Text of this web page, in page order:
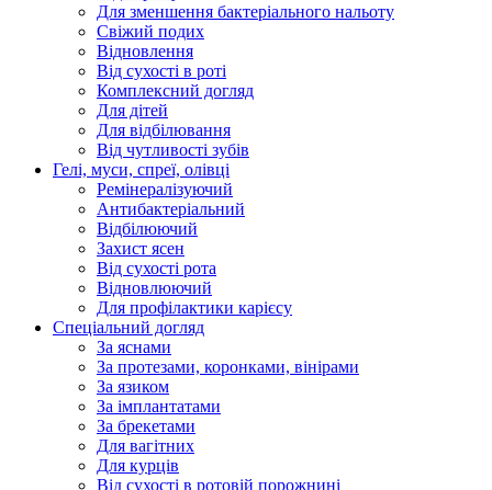
Для зменшення бактеріального нальоту
Свіжий подих
Відновлення
Від сухості в роті
Комплексний догляд
Для дітей
Для відбілювання
Від чутливості зубів
Гелі, муси, спреї, олівці
Ремінералізуючий
Антибактеріальний
Відбілюючий
Захист ясен
Від сухості рота
Відновлюючий
Для профілактики карієсу
Спеціальний догляд
За яснами
За протезами, коронками, вінірами
За язиком
За імплантатами
За брекетами
Для вагітних
Для курців
Від сухості в ротовій порожнині